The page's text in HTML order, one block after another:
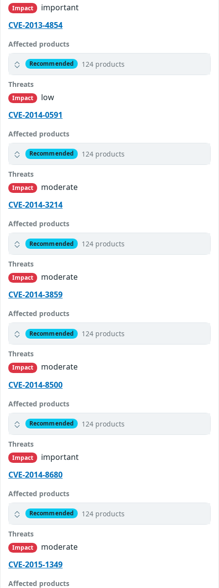
Impact
important
CVE-2013-4854
Affected products
Recommended 124 products
Threats
Impact
low
CVE-2014-0591
Affected products
Recommended 124 products
Threats
Impact
moderate
CVE-2014-3214
Affected products
Recommended 124 products
Threats
Impact
moderate
CVE-2014-3859
Affected products
Recommended 124 products
Threats
Impact
moderate
CVE-2014-8500
Affected products
Recommended 124 products
Threats
Impact
important
CVE-2014-8680
Affected products
Recommended 124 products
Threats
Impact
moderate
CVE-2015-1349
Affected products